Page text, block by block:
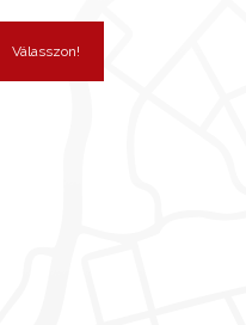
Válasszon!